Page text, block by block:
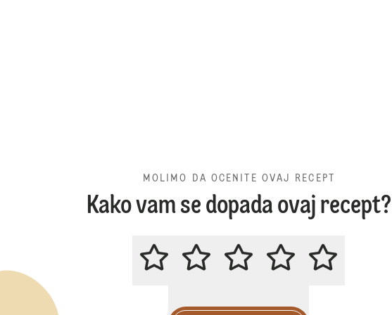
MOLIMO DA OCENITE OVAJ RECEPT
Kako vam se dopada ovaj recept?
MOLIMO DA OCENITE OVAJ